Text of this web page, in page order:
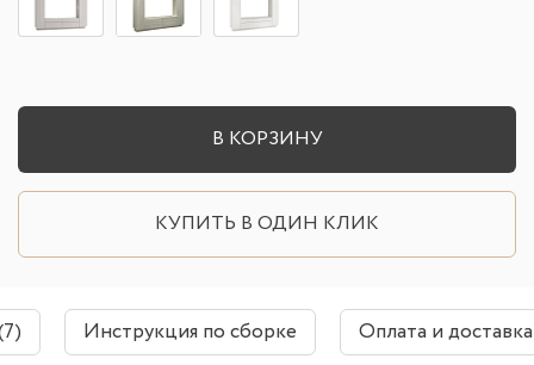
В КОРЗИНУ
КУПИТЬ В ОДИН КЛИК
Инструкция по сборке Оплата и доставка